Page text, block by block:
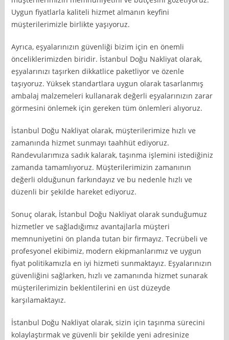
Uygun fiyatlarla kaliteli hizmet almanın keyfini
müşterilerimizle birlikte yaşıyoruz.
Ayrıca, eşyalarınızın güvenliği bizim için en önemli
önceliklerimizden biridir. İstanbul Doğu Nakliyat olarak,
eşyalarınızı taşırken dikkatlice paketliyor ve özenle
taşıyoruz. Yüksek standartlara uygun olarak tasarlanmış
ambalaj malzemeleri kullanarak değerli eşyalarınızın zarar
görmesini önlemek için gereken tüm önlemleri alıyoruz.
İstanbul Doğu Nakliyat olarak, müşterilerimize hızlı ve
zamanında hizmet sunmayı taahhüt ediyoruz.
Randevularımıza sadık kalarak, taşınma işlemini istediğiniz
zamanda tamamlıyoruz. Müşterilerimizin zamanının
değerli olduğunun farkındayız ve bu nedenle hızlı ve
düzenli bir şekilde hareket ediyoruz.
Sonuç olarak, İstanbul Doğu Nakliyat olarak sunduğumuz
hizmetler ve sağladığımız avantajlarla müşteri
memnuniyetini ön planda tutan bir firmayız. Tecrübeli ve
profesyonel ekibimiz, modern ekipmanlarımız ve uygun
fiyat politikamızla en iyi hizmeti sunmaktayız. Eşyalarınızın
güvenliğini sağlarken, hızlı ve zamanında hizmet sunarak
müşterilerimizin beklentilerini en üst düzeyde
karşılamaktayız.
İstanbul Doğu Nakliyat olarak, sizin için taşınma sürecini
kolaylaştırmak ve güvenli bir şekilde yeni adresinize